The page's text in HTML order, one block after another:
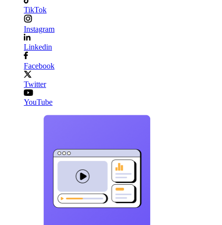
TikTok
Instagram
Linkedin
Facebook
Twitter
YouTube